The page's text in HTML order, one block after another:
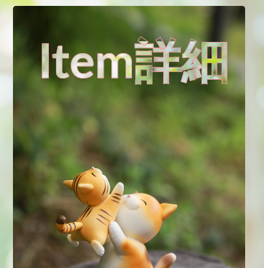
Item詳細